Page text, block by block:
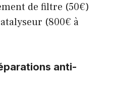
de filtre (50€)
(800€ à
anti-